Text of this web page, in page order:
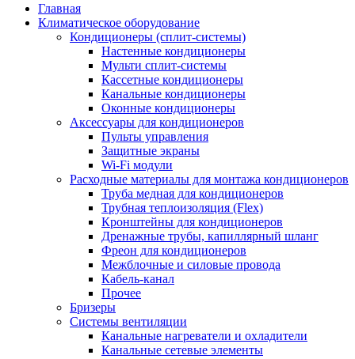
Главная
Климатическое оборудование
Кондиционеры (сплит-системы)
Настенные кондиционеры
Мульти сплит-системы
Кассетные кондиционеры
Канальные кондиционеры
Оконные кондиционеры
Аксессуары для кондиционеров
Пульты управления
Защитные экраны
Wi-Fi модули
Расходные материалы для монтажа кондиционеров
Труба медная для кондиционеров
Трубная теплоизоляция (Flex)
Кронштейны для кондиционеров
Дренажные трубы, капиллярный шланг
Фреон для кондиционеров
Межблочные и силовые провода
Кабель-канал
Прочее
Бризеры
Системы вентиляции
Канальные нагреватели и охладители
Канальные сетевые элементы